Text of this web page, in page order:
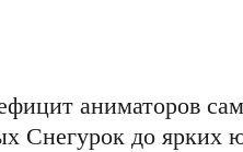
аниматоров
Снегурок до